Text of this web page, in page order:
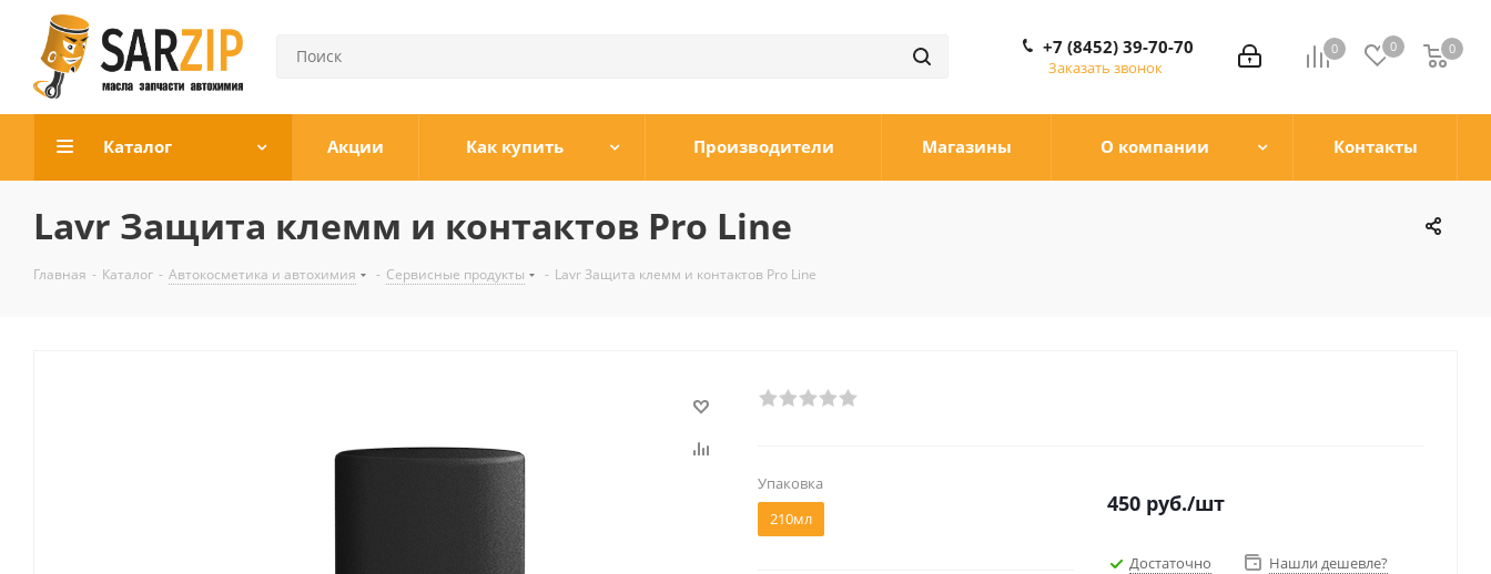
0 0 0
0
+7 (8452) 39-70-70
Заказать звонок
Каталог Акции Как купить Производители Магазины О компании Контакты
Lavr Защита клемм и контактов Pro Line
Главная - Каталог - Автокосметика и автохимия - Сервисные продукты - Lavr Защита клемм и контактов Pro Line
Упаковка
210мл
450 руб./шт
Достаточно Нашли дешевле?